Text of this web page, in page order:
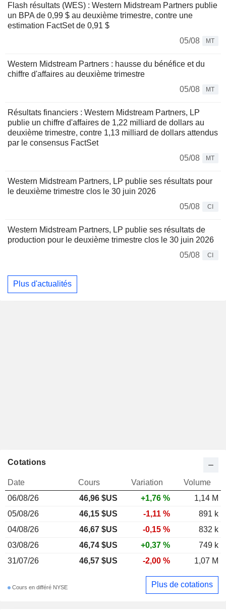
Flash résultats (WES) : Western Midstream Partners publie
un BPA de 0,99 $ au deuxième trimestre, contre une
estimation FactSet de 0,91 $
05/08
MT
Western Midstream Partners : hausse du bénéfice et du
chiffre d'affaires au deuxième trimestre
05/08
MT
Résultats financiers : Western Midstream Partners, LP
publie un chiffre d'affaires de 1,22 milliard de dollars au
deuxième trimestre, contre 1,13 milliard de dollars attendus
par le consensus FactSet
05/08
MT
Western Midstream Partners, LP publie ses résultats pour
le deuxième trimestre clos le 30 juin 2026
05/08
CI
Western Midstream Partners, LP publie ses résultats de
production pour le deuxième trimestre clos le 30 juin 2026
05/08
CI
Plus d'actualités
Cotations
Date Cours Variation
Volume
06/08/26
46,96 $US +1,76 %
1,14 M
05/08/26
46,15 $US -1,11 %
891 k
04/08/26
46,67 $US -0,15 %
832 k
03/08/26
46,74 $US +0,37 %
749 k
31/07/26
46,57 $US -2,00 % 1,07 M
Cours en différé NYSE Plus de cotations